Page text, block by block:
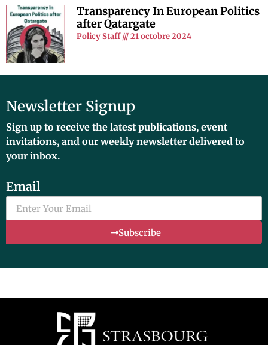
Transparency In European Politics
after Qatargate
Policy Staff 21 octobre 2024
Newsletter Signup
Sign up to receive the latest publications, event
invitations, and our weekly newsletter delivered to
your inbox.
Email
Subscribe